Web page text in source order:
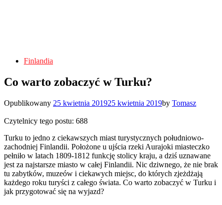
Finlandia
Co warto zobaczyć w Turku?
Opublikowany 25 kwietnia 201925 kwietnia 2019by Tomasz
Czytelnicy tego postu: 688
Turku to jedno z ciekawszych miast turystycznych południowo-
zachodniej Finlandii. Położone u ujścia rzeki Aurajoki miasteczko
pełniło w latach 1809-1812 funkcję stolicy kraju, a dziś uznawane
jest za najstarsze miasto w całej Finlandii. Nic dziwnego, że nie brak
tu zabytków, muzeów i ciekawych miejsc, do których zjeżdżają
każdego roku turyści z całego świata. Co warto zobaczyć w Turku i
jak przygotować się na wyjazd?